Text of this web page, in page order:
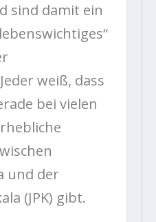
sind damit ein
weiß, dass
bei vielen
und der
(JPK) gibt.